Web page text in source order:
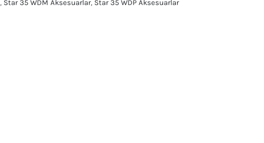
, Star 35 WDM Aksesuarlar, Star 35 WDP Aksesuarlar